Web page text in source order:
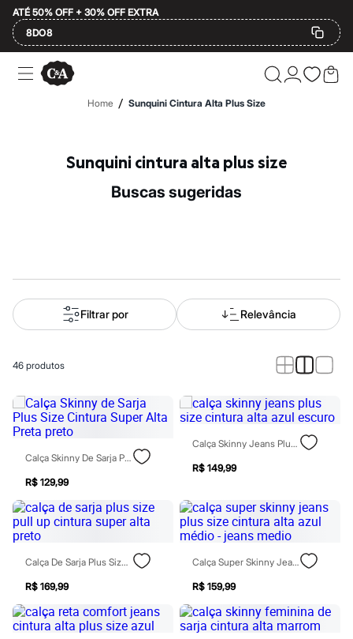
ATÉ 50% OFF + 30% OFF EXTRA
8DO8
Ofertas
Compre por Departamento
Alfaiataria
Novidades
Roupas
Blusas e Camisetas
Casacos e Jaquetas
Macacões
Saias
Shorts e Bermudas
Vestidos
Acessórios
Bonés e Chapéus
Bijoux
Cintos
Óculos
Relógios
Calçados
Botas
Chinelos
Sandálias
Sapatilhas
Home / Sunquini Cintura Alta Plus Size
Sunquini cintura alta plus size
buscas sugeridas
Filtrar por Relevância
46 produtos
Calça Skinny De Sarja Plus Size Cintura Super Alta Preta Preto
R$ 129,99
Calça Skinny Jeans Plus Size Cintura Alta Azul Escuro
R$ 149,99
Calça De Sarja Plus Size Pull Up Cintura Super Alta Preto
R$ 169,99
Calça Super Skinny Jeans Plus Size Cintura Alta Azul Médio - Jeans Medio
R$ 159,99